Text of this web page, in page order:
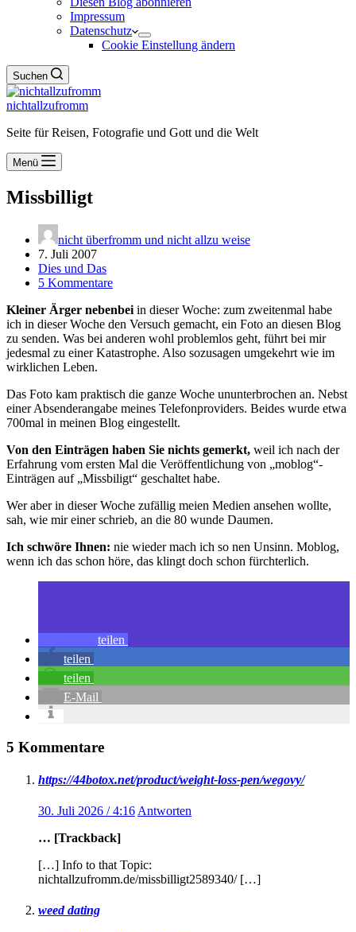
Impressum
Datenschutz
Cookie Einstellung ändern
Suchen
nichtallzufromm
Seite für Reisen, Fotografie und Gott und die Welt
Menü
Missbilligt
nicht überfromm und nicht allzu weise
7. Juli 2007
Dies und Das
5 Kommentare
Kleiner Ärger nebenbei in dieser Woche: zum zweitenmal habe
ich in dieser Woche den Versuch gemacht, ein Foto an diesen Blog
zu senden. Was bei anderen wohl problemlos geht, führt bei mir
jedesmal zu einer Katastrophe. Also sozusagen umgekehrt wie im
wirklichen Leben.
Das Foto kam praktisch die ganze Woche ununterbrochen an. Nebst
einer Absenderangabe meines Telefonproviders. Beides wurde etwa
700mal in meinen Blog eingestellt.
Von den Einträgen haben Sie nichts gemerkt, weil ich nach der
Erfahrung vom ersten Mal die Veröffentlichung von „moblog“-
Einträgen auf „Missbiligt“ geschaltet habe.
Wer aber in dieser Woche zufällig meien Medien ansehen wollte,
sah, wie mir einer schrieb, an die 80 wunde Daumen.
Ich schwöre Ihnen: nie wieder mach ich so nen Unsinn. Moblog,
wenn ich das schon höre, das klingt doch schon fürchterlich.
teilen
teilen
teilen
E-Mail
5 Kommentare
https://44botox.net/product/weight-loss-pen/wegovy/
30. Juli 2026 / 4:16 Antworten
… [Trackback]
[…] Info to that Topic:
nichtallzufromm.de/missbilligt2589340/ […]
weed dating